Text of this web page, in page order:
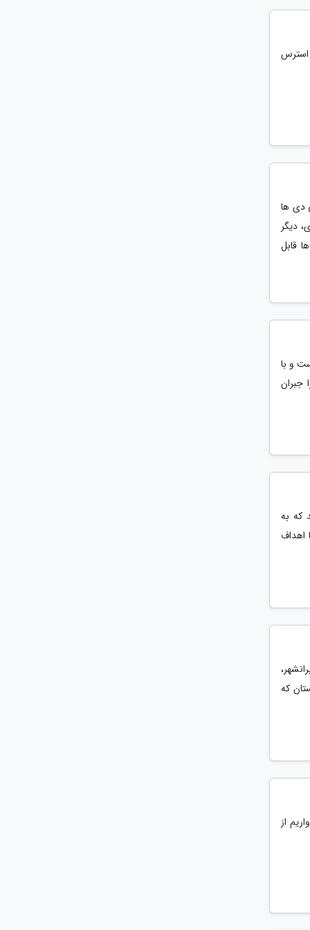
استرس
دی ها
دیگر
قابل
و با
جبران
که به
اهداف
که
از